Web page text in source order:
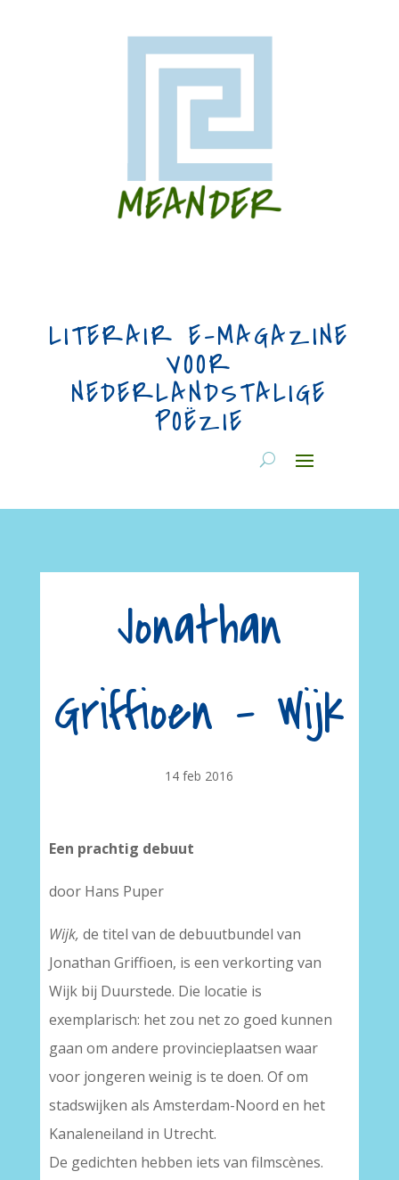
LITERAIR E-MAGAZINE
VOOR
NEDERLANDSTALIGE
POËZIE
Jonathan
Griffioen – Wijk
14 feb 2016
Een prachtig debuut
door Hans Puper
Wijk, de titel van de debuutbundel van
Jonathan Griffioen, is een verkorting van
Wijk bij Duurstede. Die locatie is
exemplarisch: het zou net zo goed kunnen
gaan om andere provincieplaatsen waar
voor jongeren weinig is te doen. Of om
stadswijken als Amsterdam-Noord en het
Kanaleneiland in Utrecht.
De gedichten hebben iets van filmscènes.